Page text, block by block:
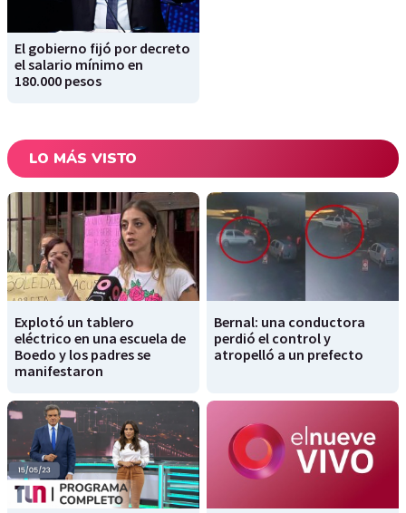
El gobierno fijó por decreto
el salario mínimo en
180.000 pesos
LO MÁS VISTO
Explotó un tablero
eléctrico en una escuela de
Boedo y los padres se
manifestaron
Bernal: una conductora
perdió el control y
atropelló a un prefecto